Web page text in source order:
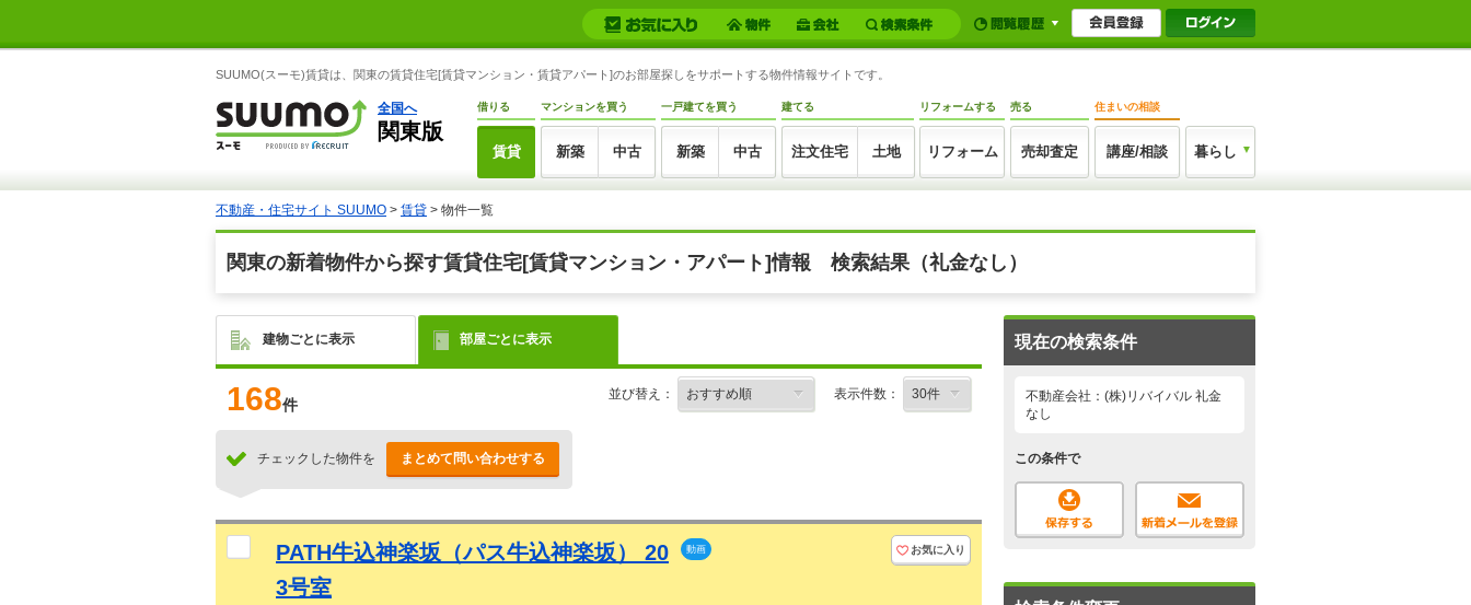
SUUMO(スーモ)賃貸は、関東の賃貸住宅[賃貸マンション・賃貸アパート]のお部屋探しをサポートする物件情報サイトです。
全国へ
関東版
借りる
賃貸
マンションを買う
新築 中古
一戸建てを買う
新築 中古
建てる
注文住宅 土地
リフォームする
リフォーム
売る
売却査定
住まいの相談
講座/相談 暮らし
不動産・住宅サイト SUUMO > 賃貸 > 物件一覧
関東の新着物件から探す賃貸住宅[賃貸マンション・アパート]情報 検索結果（礼金なし）
建物ごとに表示 部屋ごとに表示
168件
並び替え： 表示件数：
チェックした物件を まとめて問い合わせする
PATH牛込神楽坂（パス牛込神楽坂） 20
3号室
動画 お気に入り
現在の検索条件
不動産会社：(株)リバイバル 礼金
なし
この条件で